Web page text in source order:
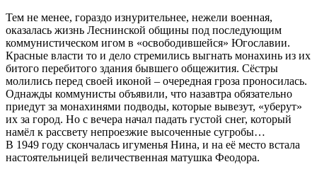
Тем не менее, гораздо изнурительнее, нежели военная,
оказалась жизнь Леснинской общины под последующим
коммунистическом игом в «освободившейся» Югославии.
Красные власти то и дело стремились выгнать монахинь из их
битого перебитого здания бывшего общежития. Сёстры
молились перед своей иконой – очередная гроза проносилась.
Однажды коммунисты объявили, что назавтра обязательно
приедут за монахинями подводы, которые вывезут, «уберут»
их за город. Но с вечера начал падать густой снег, который
намёл к рассвету непроезжие высоченные сугробы…
В 1949 году скончалась игуменья Нина, и на её место встала
настоятельницей величественная матушка Феодора.